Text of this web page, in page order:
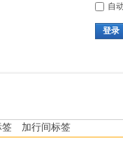
自
登录
签 加行间标签